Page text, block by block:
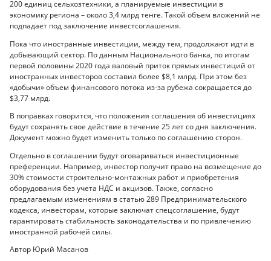
200 единиц сельхозтехники, а планируемые инвестиции в
экономику региона – около 3,4 млрд тенге. Такой объем вложений не
подпадает под заключение инвестсоглашения.
Пока что иностранные инвестиции, между тем, продолжают идти в
добывающий сектор. По данным Национального банка, по итогам
первой половины 2020 года валовый приток прямых инвестиций от
иностранных инвесторов составил более $8,1 млрд. При этом без
«добычи» объем финансового потока из-за рубежа сокращается до
$3,77 млрд.
В поправках говорится, что положения соглашения об инвестициях
будут сохранять свое действие в течение 25 лет со дня заключения.
Документ можно будет изменить только по соглашению сторон.
Отдельно в соглашении будут оговариваться инвестиционные
преференции. Например, инвестор получит право на возмещение до
30% стоимости строительно-монтажных работ и приобретения
оборудования без учета НДС и акцизов. Также, согласно
предлагаемым изменениям в статью 289 Предпринимательского
кодекса, инвесторам, которые заключат спецсоглашение, будут
гарантировать стабильность законодательства и по привлечению
иностранной рабочей силы.
Автор Юрий Масанов